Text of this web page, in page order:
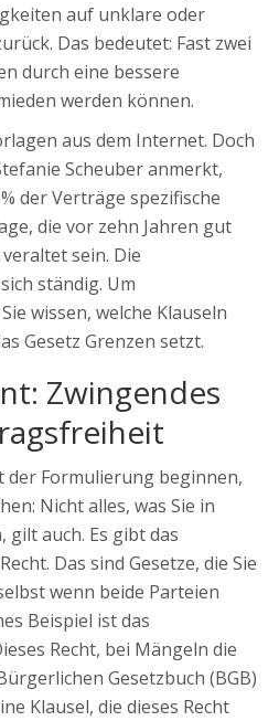
auf unklare oder
Das bedeutet: Fast zwei
durch eine bessere
werden können.
aus dem Internet. Doch
Scheuber anmerkt,
der Verträge spezifische
die vor zehn Jahren gut
sein. Die
ständig. Um
wissen, welche Klauseln
Gesetz Grenzen setzt.
Zwingendes
der Formulierung beginnen,
Nicht alles, was Sie in
auch. Es gibt das
Das sind Gesetze, die Sie
wenn beide Parteien
Beispiel ist das
Recht, bei Mängeln die
Gesetzbuch (BGB)
Klausel, die dieses Recht